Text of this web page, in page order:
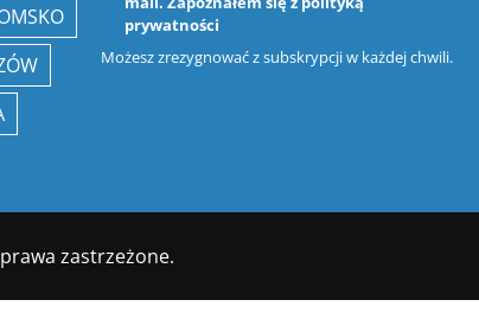
prywatności
Możesz zrezygnować z subskrypcji w każdej chwili.
zastrzeżone.